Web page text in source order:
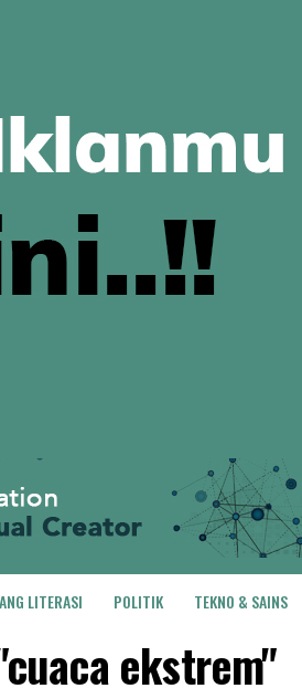
LITERASI POLITIK TEKNO & SAINS
ekstrem"